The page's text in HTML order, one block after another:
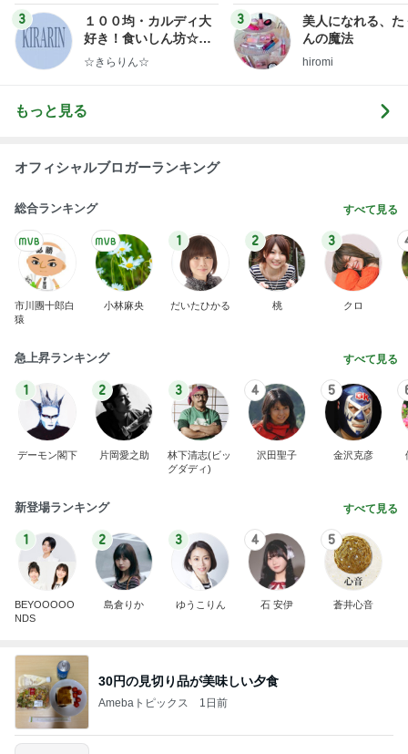
3
１００均・カルディ大
好き！食いしん坊☆き
らりん☆のブログ
☆きらりん☆
3
美人になれる、た
んの魔法
hiromi
もっと見る
オフィシャルブロガーランキング
総合ランキング すべて見る
市川團十郎白
猿
小林麻央
1
だいたひかる
2
桃
3
クロ
急上昇ランキング すべて見る
1
デーモン閣下
2
片岡愛之助
3
林下清志(ビッ
グダディ)
4
沢田聖子
5
金沢克彦
新登場ランキング すべて見る
1
BEYOOOOO
NDS
2
島倉りか
3
ゆうこりん
4
石 安伊
5
蒼井心音
30円の見切り品が美味しい夕食
Amebaトピックス 1日前